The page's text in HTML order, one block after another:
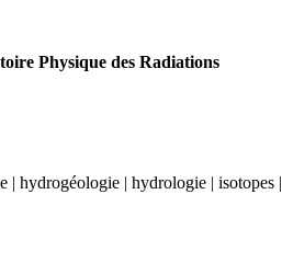
Physique des Radiations
| hydrogéologie | hydrologie | isotopes |